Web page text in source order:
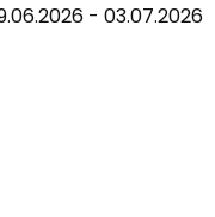
- 03.07.2026